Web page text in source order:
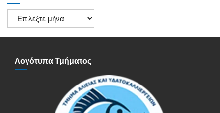
Ιστορικό
Ανακοινώσεων
Λογότυπα Τμήματος